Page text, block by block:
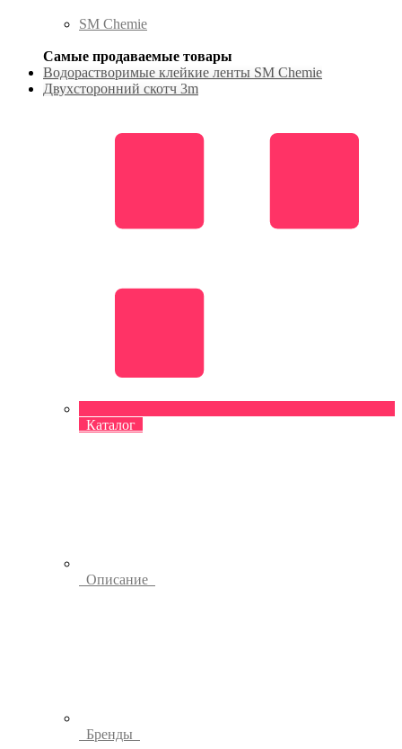
SM Chemie
Самые продаваемые товары
Водорастворимые клейкие ленты SM Chemie
Двухсторонний скотч 3m
Каталог
Описание
Бренды